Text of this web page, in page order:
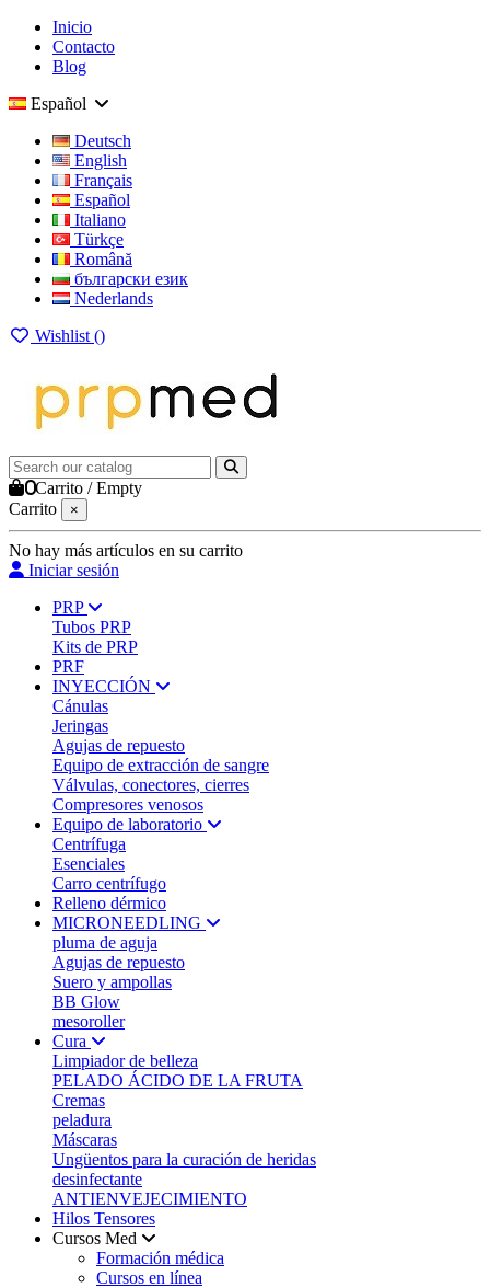
Inicio
Contacto
Blog
Español
Deutsch
English
Français
Español
Italiano
Türkçe
Română
български език
Nederlands
Wishlist ()
0Carrito /Empty
Carrito
×
No hay más artículos en su carrito
Iniciar sesión
PRP
Tubos PRP
Kits de PRP
PRF
INYECCIÓN
Cánulas
Jeringas
Agujas de repuesto
Equipo de extracción de sangre
Válvulas, conectores, cierres
Compresores venosos
Equipo de laboratorio
Centrífuga
Esenciales
Carro centrífugo
Relleno dérmico
MICRONEEDLING
pluma de aguja
Agujas de repuesto
Suero y ampollas
BB Glow
mesoroller
Cura
Limpiador de belleza
PELADO ÁCIDO DE LA FRUTA
Cremas
peladura
Máscaras
Ungüentos para la curación de heridas
desinfectante
ANTIENVEJECIMIENTO
Hilos Tensores
Cursos Med
Formación médica
Cursos en línea